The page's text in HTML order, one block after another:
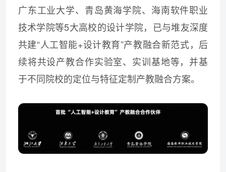
广东工业大学、青岛黄海学院、海南软件职业
技术学院等5大高校的设计学院，已与堆友深度
共建“人工智能+设计教育”产教融合新范式，后
续将共设产教合作实验室、实训基地等，并基
于不同院校的定位与特征定制产教融合方案。